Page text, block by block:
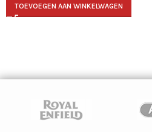
TOEVOEGEN AAN WINKELWAGEN